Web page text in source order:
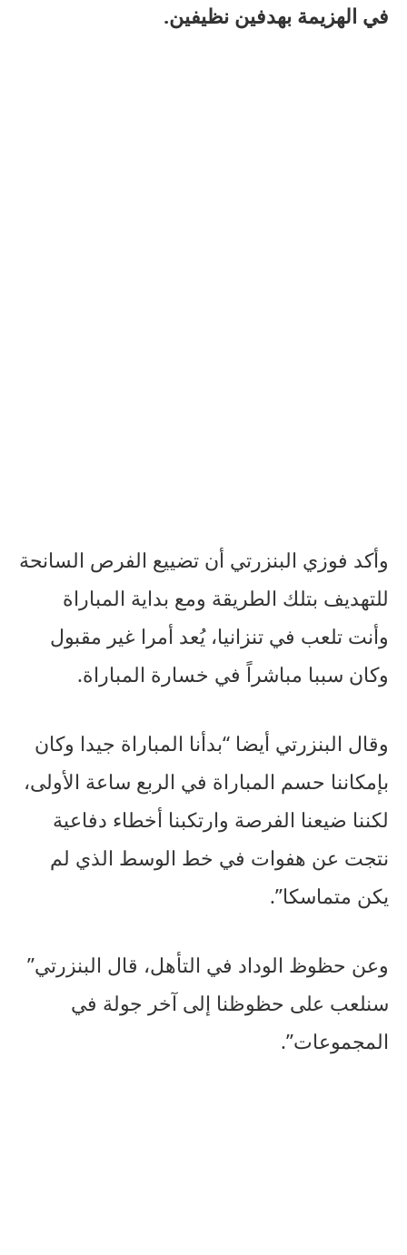
في الهزيمة بهدفين نظيفين.
وأكد فوزي البنزرتي أن تضييع الفرص السانحة
للتهديف بتلك الطريقة ومع بداية المباراة
وأنت تلعب في تنزانيا، يُعد أمرا غير مقبول
وكان سببا مباشراً في خسارة المباراة.
وقال البنزرتي أيضا “بدأنا المباراة جيدا وكان
بإمكاننا حسم المباراة في الربع ساعة الأولى،
لكننا ضيعنا الفرصة وارتكبنا أخطاء دفاعية
نتجت عن هفوات في خط الوسط الذي لم
يكن متماسكا”.
وعن حظوظ الوداد في التأهل، قال البنزرتي”
سنلعب على حظوظنا إلى آخر جولة في
المجموعات”.